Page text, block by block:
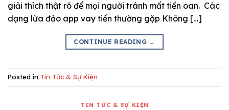
giải thích thật rõ để mọi người tránh mất tiền oan. Các
dạng lừa đảo app vay tiền thường gặp Không […]
CONTINUE READING →
Posted in Tin Tức & Sự Kiện
TIN TỨC & SỰ KIỆN